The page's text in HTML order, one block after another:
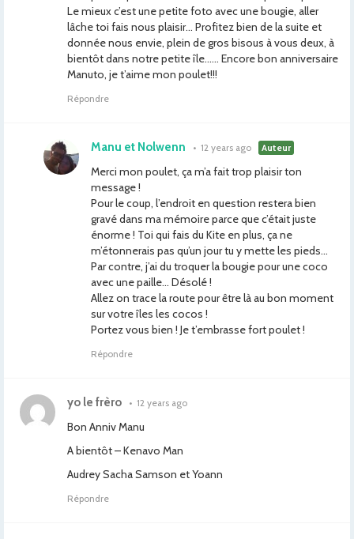
Le mieux c’est une petite foto avec une bougie, aller
lâche toi fais nous plaisir… Profitez bien de la suite et
donnée nous envie, plein de gros bisous à vous deux, à
bientôt dans notre petite île…… Encore bon anniversaire
Manuto, je t’aime mon poulet!!!
Répondre
Manu et Nolwenn • 12 years ago Auteur
Merci mon poulet, ça m’a fait trop plaisir ton
message !
Pour le coup, l’endroit en question restera bien
gravé dans ma mémoire parce que c’était juste
énorme ! Toi qui fais du Kite en plus, ça ne
m’étonnerais pas qu’un jour tu y mette les pieds…
Par contre, j’ai du troquer la bougie pour une coco
avec une paille… Désolé !
Allez on trace la route pour être là au bon moment
sur votre îles les cocos !
Portez vous bien ! Je t’embrasse fort poulet !
Répondre
yo le frèro • 12 years ago
Bon Anniv Manu
A bientôt – Kenavo Man
Audrey Sacha Samson et Yoann
Répondre